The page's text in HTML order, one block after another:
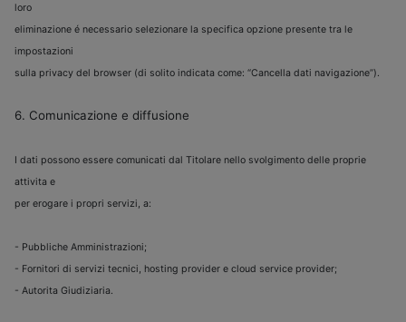
loro
eliminazione é necessario selezionare la specifica opzione presente tra le
impostazioni
sulla privacy del browser (di solito indicata come: “Cancella dati navigazione”).
6. Comunicazione e diffusione
I dati possono essere comunicati dal Titolare nello svolgimento delle proprie
attivita e
per erogare i propri servizi, a:
- Pubbliche Amministrazioni;
- Fornitori di servizi tecnici, hosting provider e cloud service provider;
- Autorita Giudiziaria.